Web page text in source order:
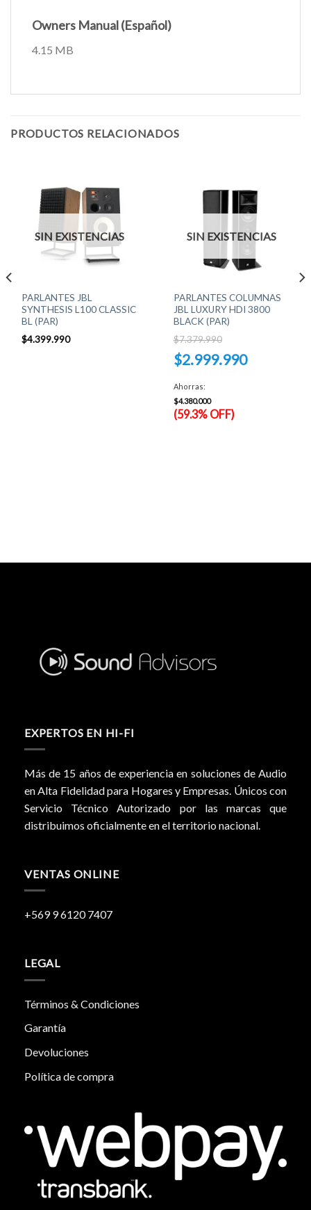
Owners Manual (Español)
4.15 MB
PRODUCTOS RELACIONADOS
SIN EXISTENCIAS
PARLANTES JBL
SYNTHESIS L100 CLASSIC
BL (PAR)
$4.399.990
SIN EXISTENCIAS
PARLANTES COLUMNAS
JBL LUXURY HDI 3800
BLACK (PAR)
$7.379.990
El
precio
original
$7.379.990.
$2.999.990
precio
actual
es:
$2.999.990.
Ahorras:
$4.380.000
(59.3% OFF)
EXPERTOS EN HI-FI
Más de 15 años de experiencia en soluciones de Audio
en Alta Fidelidad para Hogares y Empresas. Únicos con
Servicio Técnico Autorizado por las marcas que
distribuimos oficialmente en el territorio nacional.
VENTAS ONLINE
+569 9 6120 7407
LEGAL
Términos & Condiciones
Garantía
Devoluciones
Política de compra